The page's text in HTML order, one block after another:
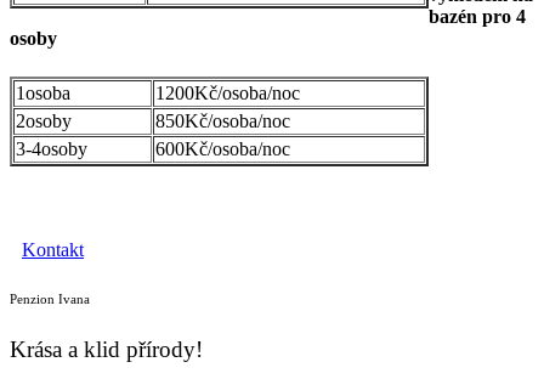
bazén pro 4
osoby
1osoba
1200Kč/osoba/noc
2osoby
850Kč/osoba/noc
3-4osoby
600Kč/osoba/noc
Kontakt
Penzion Ivana
Krása a klid přírody!